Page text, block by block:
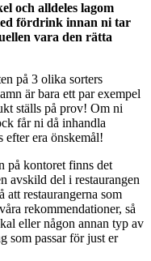
och alldeles lagom
fördrink innan ni tar
vara den rätta
på 3 olika sorters
är bara ett par exempel
ställs på prov! Om ni
får ni då inhandla
efter era önskemål!
på kontoret finns det
avskild del i restaurangen
restaurangerna som
rekommendationer, så
eller någon annan typ av
som passar för just er